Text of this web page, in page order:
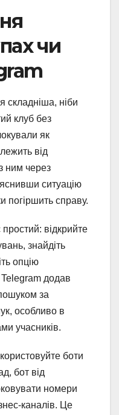
чи
складніша, ніби
клуб без
як
від
ним через
ситуацію
погіршить справу.
відкрийте
знайдіть
опцію
додав
за
особливо в
учасників.
боти
бот від
номери
каналів. Це